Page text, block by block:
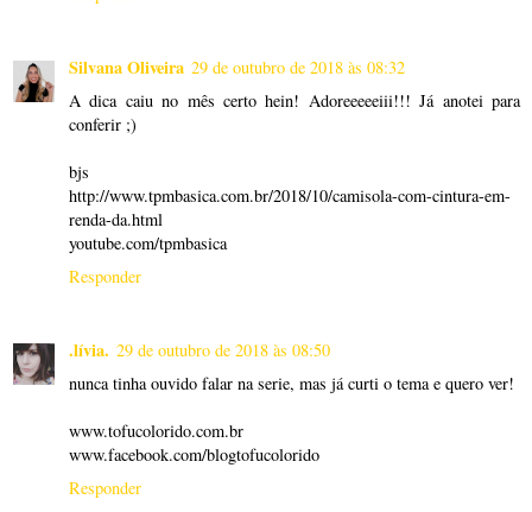
Silvana Oliveira 29 de outubro de 2018 às 08:32
A dica caiu no mês certo hein! Adoreeeeeiii!!! Já anotei para
conferir ;)
bjs
http://www.tpmbasica.com.br/2018/10/camisola-com-cintura-em-
renda-da.html
youtube.com/tpmbasica
Responder
.lívia. 29 de outubro de 2018 às 08:50
nunca tinha ouvido falar na serie, mas já curti o tema e quero ver!
www.tofucolorido.com.br
www.facebook.com/blogtofucolorido
Responder